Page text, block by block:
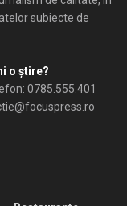
subiecte de
o ştire?
0785.555.401